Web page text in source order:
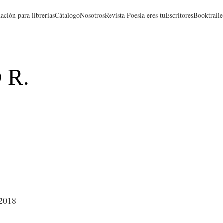
para libreríasCátalogoNosotrosRevista Poesia eres tuEscritores
R.